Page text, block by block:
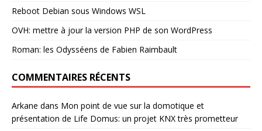
Reboot Debian sous Windows WSL
OVH: mettre à jour la version PHP de son WordPress
Roman: les Odysséens de Fabien Raimbault
COMMENTAIRES RÉCENTS
Arkane dans Mon point de vue sur la domotique et
présentation de Life Domus: un projet KNX très prometteur